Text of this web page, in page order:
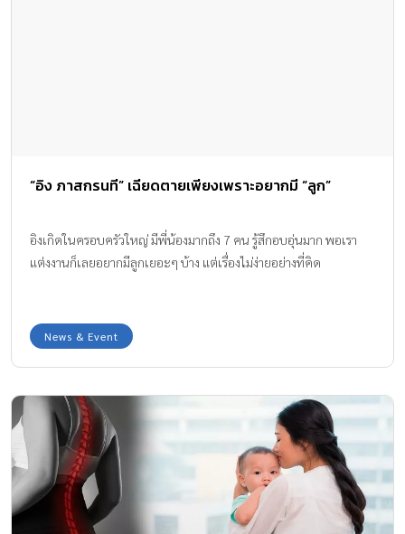
“อิง ภาสกรนที” เฉียดตายเพียงเพราะอยากมี “ลูก”
อิงเกิดในครอบครัวใหญ่ มีพี่น้องมากถึง 7 คน รู้สึกอบอุ่นมาก พอเรา
แต่งงานก็เลยอยากมีลูกเยอะๆ บ้าง แต่เรื่องไม่ง่ายอย่างที่คิด
News & Event